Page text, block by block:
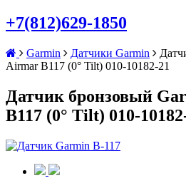
+7(812)629-1850
Garmin Датчики Garmin
Airmar B117 (0° Tilt) 010-10182-21
Датчик бронзовый
B117 (0° Tilt) 010-